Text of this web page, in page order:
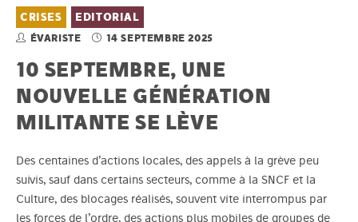
CRISES EDITORIAL
ÉVARISTE 14 SEPTEMBRE 2025
10 SEPTEMBRE, UNE
NOUVELLE GÉNÉRATION
MILITANTE SE LÈVE
Des centaines d’actions locales, des appels à la grève peu
suivis, sauf dans certains secteurs, comme à la SNCF et la
Culture, des blocages réalisés, souvent vite interrompus par
les forces de l’ordre, des actions plus mobiles de groupes de